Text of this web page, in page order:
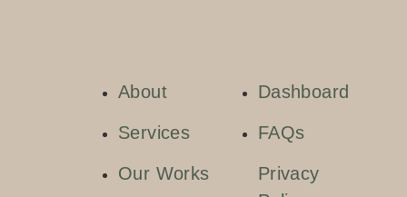
About
Services
Our Works
Dashboard
FAQs
Privacy